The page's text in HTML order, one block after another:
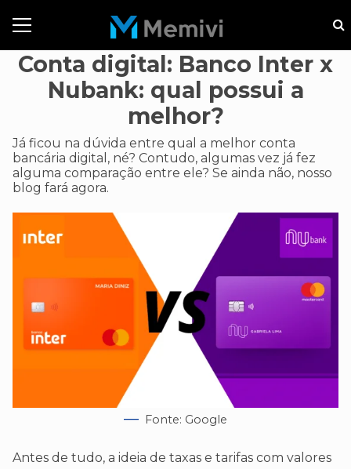
Conta digital: Banco Inter x
Nubank: qual possui a
melhor?
Já ficou na dúvida entre qual a melhor conta
bancária digital, né? Contudo, algumas vez já fez
alguma comparação entre ele? Se ainda não, nosso
blog fará agora.
Fonte: Google
Antes de tudo, a ideia de taxas e tarifas com valores